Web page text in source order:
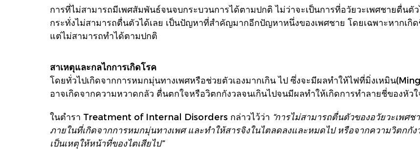
การที่ไม่สามารถมีเพศสัมพันธ์จนจบกระบวนการได้ตามปกติ ไม่ว่าจะเป็นการที่อวัยวะเพศชายตื่น
กระทั่งไม่สามารถตื่นตัวได้เลย เป็นปัญหาที่สำคัญมากอีกปัญหาหนึ่งของเพศชาย โดยเฉพาะหากเกิ
แต่ไม่สามารถทำได้ตามปกติ
สาเหตุและกลไกการเกิดโรค
โดยทั่วไปเกิดจากการหมกมุ่นทางเพศหรือช่วยตัวเองมากเกิน ไป ซึ่งจะมีผลทำให้ไฟที่มิ่งเหมิน
อาจเกิดจากความหวาดกลัว ตื่นตกใจหรือวิตกกังวลจนเกินไปจนมีผลทำให้เกิดการทำลายชี่ของหัว
ในตำรา Treatment of Internal Disorders กล่าวไว้ว่า “การไม่สามารถตื่นตัวของอวัยวะเพศ
ภายในที่เกิดจากการหมกมุ่นทางเพศ และทำให้สารจิงในไตลดลงและหมดไป หรือจากความวิตก
เป็นเหตุให้หน้าที่ของไตเสียไป”